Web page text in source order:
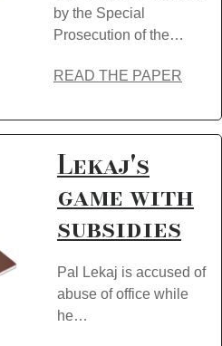
by the Special
Prosecution of the…
READ THE PAPER
Lekaj's
game with
subsidies
Pal Lekaj is accused of
abuse of office while
he…